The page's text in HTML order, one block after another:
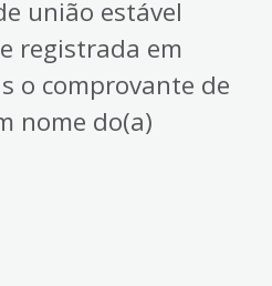
união estável
registrada em
o comprovante de
nome do(a)